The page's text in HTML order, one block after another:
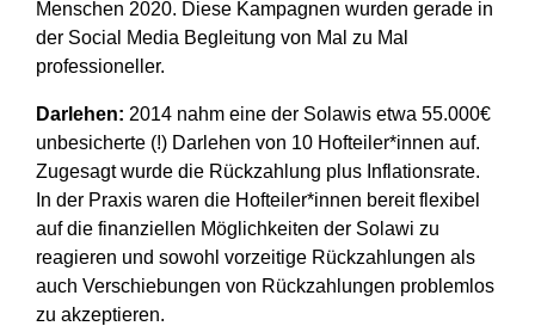
Menschen 2020. Diese Kampagnen wurden gerade in
der Social Media Begleitung von Mal zu Mal
professioneller.
Darlehen: 2014 nahm eine der Solawis etwa 55.000€
unbesicherte (!) Darlehen von 10 Hofteiler*innen auf.
Zugesagt wurde die Rückzahlung plus Inflationsrate.
In der Praxis waren die Hofteiler*innen bereit flexibel
auf die finanziellen Möglichkeiten der Solawi zu
reagieren und sowohl vorzeitige Rückzahlungen als
auch Verschiebungen von Rückzahlungen problemlos
zu akzeptieren.